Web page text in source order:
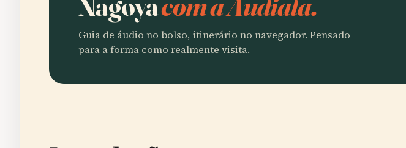
Guia de áudio no bolso, itinerário no navegador. Pensado
para a forma como realmente visita.